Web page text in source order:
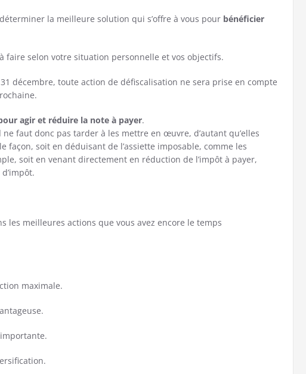
déterminer la meilleure solution qui s’offre à vous pour bénéficier
faire selon votre situation personnelle et vos objectifs.
31 décembre, toute action de défiscalisation ne sera prise en compte
agir et réduire la note à payer.
faut donc pas tarder à les mettre en œuvre, d’autant qu’elles
façon, soit en déduisant de l’assiette imposable, comme les
soit en venant directement en réduction de l’impôt à payer,
les meilleures actions que vous avez encore le temps
maximale.
importante.